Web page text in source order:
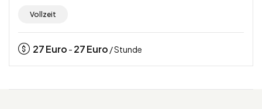
Vollzeit
27Euro - 27Euro / Stunde